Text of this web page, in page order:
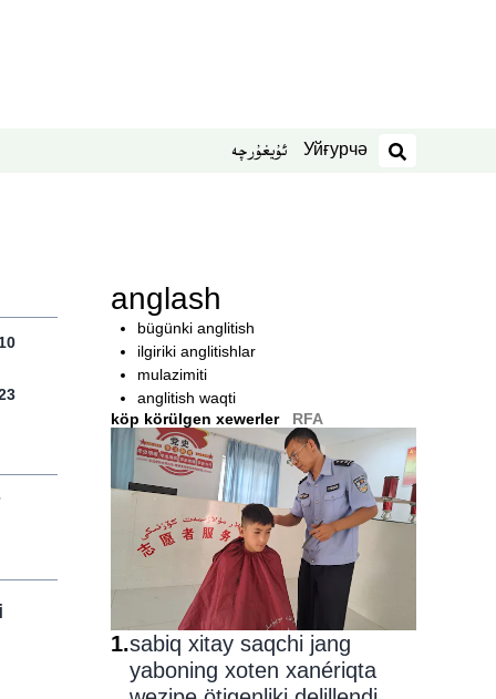
ئۇيغۇرچە Уйғурчә
izdesh
anglash
bügünki anglitish
ilgiriki anglitishlar
mulazimiti
anglitish waqti
köp körülgen xewerler
RFA
1.sabiq xitay saqchi jang
yaboning xoten xanériqta